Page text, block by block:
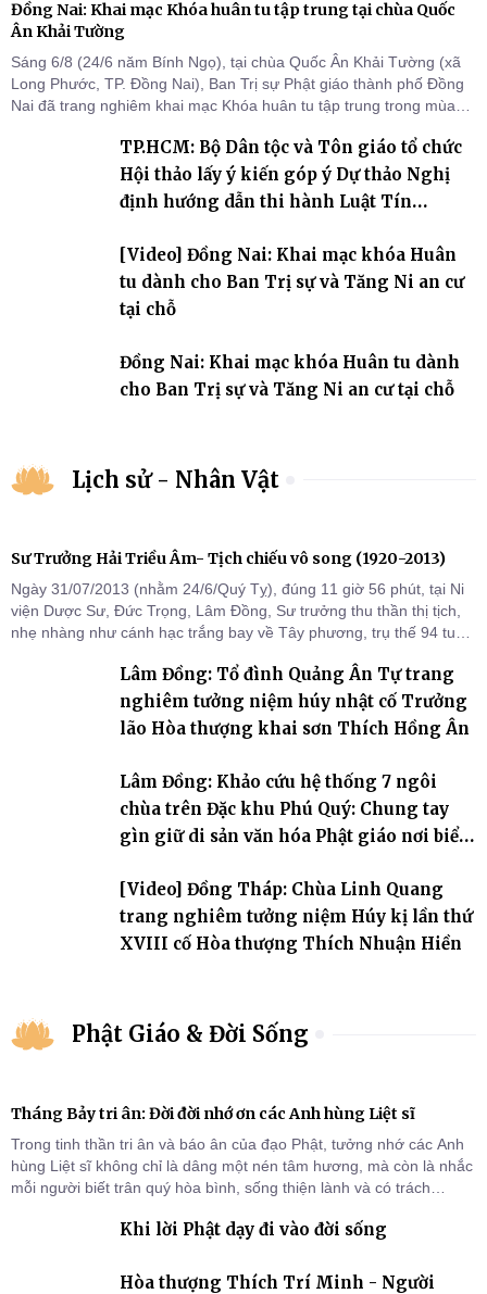
Đồng Nai: Khai mạc Khóa huân tu tập trung tại chùa Quốc
Ân Khải Tường
Sáng 6/8 (24/6 năm Bính Ngọ), tại chùa Quốc Ân Khải Tường (xã
Long Phước, TP. Đồng Nai), Ban Trị sự Phật giáo thành phố Đồng
Nai đã trang nghiêm khai mạc Khóa huân tu tập trung trong mùa
chỗ khu vực VII, VIII và trường hạ chùa Quốc Ân Khải Tường.
TP.HCM: Bộ Dân tộc và Tôn giáo tổ chức
Hội thảo lấy ý kiến góp ý Dự thảo Nghị
định hướng dẫn thi hành Luật Tín
[Video] Đồng Nai: Khai mạc khóa Huân
tu dành cho Ban Trị sự và Tăng Ni an cư
tại chỗ
Đồng Nai: Khai mạc khóa Huân tu dành
cho Ban Trị sự và Tăng Ni an cư tại chỗ
Lịch sử - Nhân Vật
Sư Trưởng Hải Triều Âm- Tịch chiếu vô song (1920-2013)
Ngày 31/07/2013 (nhằm 24/6/Quý Tỵ), đúng 11 giờ 56 phút, tại Ni
viện Dược Sư, Đức Trọng, Lâm Đồng, Sư trưởng thu thần thị tịch,
nhẹ nhàng như cánh hạc trắng bay về Tây phương, trụ thế 94 tuổi
Lâm Đồng: Tổ đình Quảng Ân Tự trang
nghiêm tưởng niệm húy nhật cố Trưởng
lão Hòa thượng khai sơn Thích Hồng Ân
Lâm Đồng: Khảo cứu hệ thống 7 ngôi
chùa trên Đặc khu Phú Quý: Chung tay
gìn giữ di sản văn hóa Phật giáo nơi biển
[Video] Đồng Tháp: Chùa Linh Quang
trang nghiêm tưởng niệm Húy kị lần thứ
XVIII cố Hòa thượng Thích Nhuận Hiền
Phật Giáo & Đời Sống
Tháng Bảy tri ân: Đời đời nhớ ơn các Anh hùng Liệt sĩ
Trong tinh thần tri ân và báo ân của đạo Phật, tưởng nhớ các Anh
hùng Liệt sĩ không chỉ là dâng một nén tâm hương, mà còn là nhắc
mỗi người biết trân quý hòa bình, sống thiện lành và có trách
Khi lời Phật dạy đi vào đời sống
Hòa thượng Thích Trí Minh - Người